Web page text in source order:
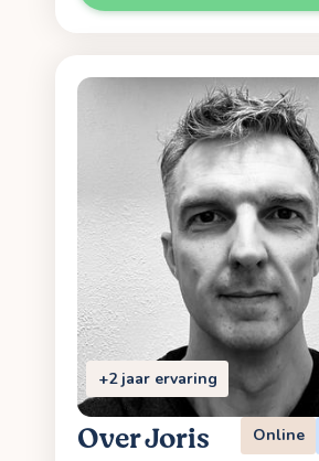
+2 jaar ervaring
Over Joris Online